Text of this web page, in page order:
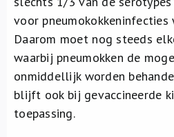
voor pneumokokkeninfecties
Daarom moet nog steeds
waarbij pneumokken de
onmiddellijk worden
blijft ook bij gevaccineerde
toepassing.